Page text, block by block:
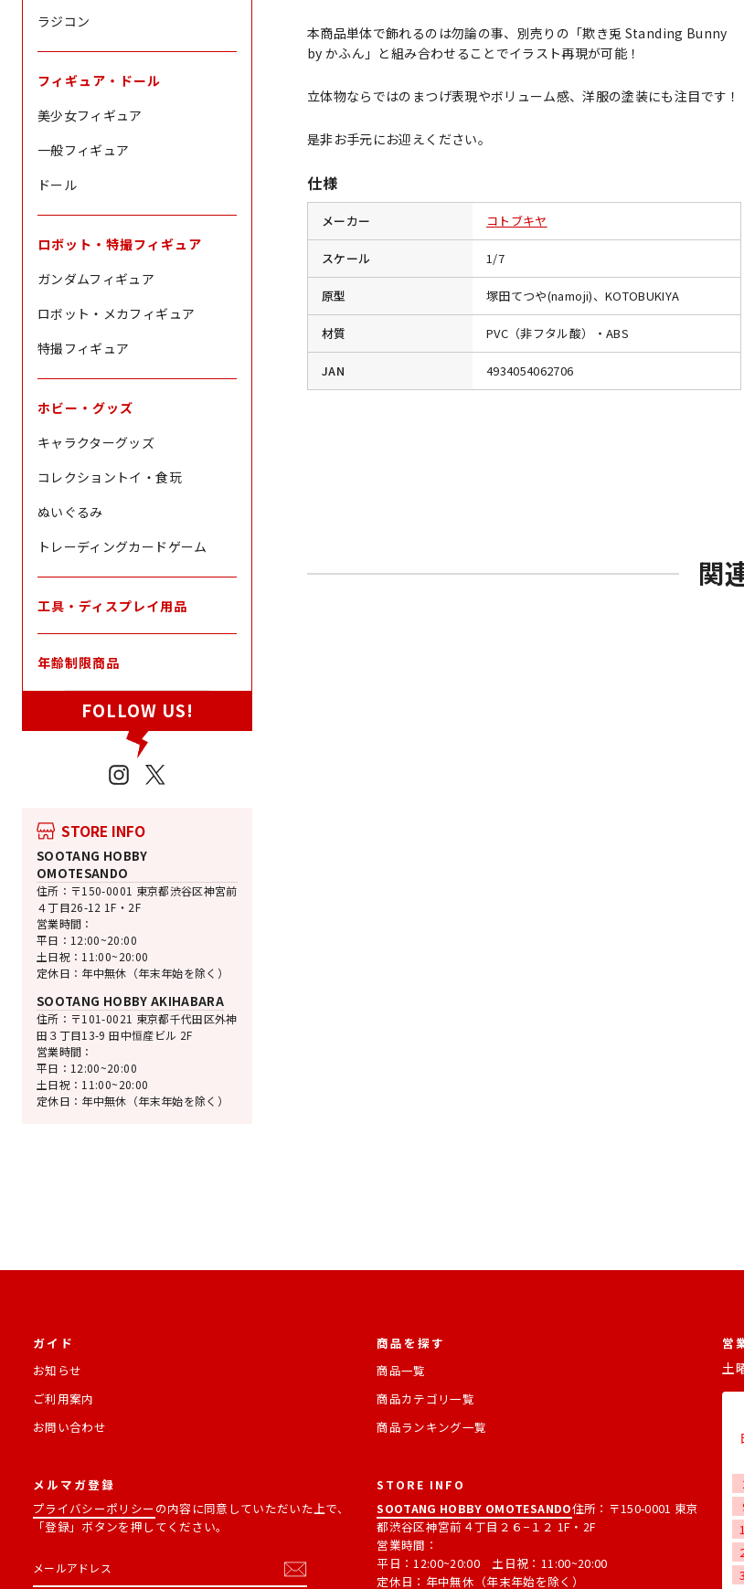
ラジコン
フィギュア・ドール
美少女フィギュア
一般フィギュア
ドール
ロボット・特撮フィギュア
ガンダムフィギュア
ロボット・メカフィギュア
特撮フィギュア
ホビー・グッズ
キャラクターグッズ
コレクショントイ・食玩
ぬいぐるみ
トレーディングカードゲーム
工具・ディスプレイ用品
年齢制限商品
FOLLOW US!
Instagram
STORE INFO
SOOTANG HOBBY
OMOTESANDO
住所：〒150-0001 東京都渋谷区神宮前
４丁目26-12 1F・2F
営業時間：
平日：12:00~20:00
土日祝：11:00~20:00
定休日：年中無休（年末年始を除く）
SOOTANG HOBBY AKIHABARA
住所：〒101-0021 東京都千代田区外神
田３丁目13-9 田中恒産ビル 2F
営業時間：
平日：12:00~20:00
土日祝：11:00~20:00
定休日：年中無休（年末年始を除く）
本商品単体で飾れるのは勿論の事、別売りの「欺き兎 Standing Bunny
by かふん」と組み合わせることでイラスト再現が可能！
立体物ならではのまつげ表現やボリューム感、洋服の塗装にも注目です！
是非お手元にお迎えください。
仕様
メーカー コトブキヤ
スケール 1/7
原型 塚田てつや(namoji)、KOTOBUKIYA
材質 PVC（非フタル酸）・ABS
JAN 4934054062706
関
ガイド
お知らせ
ご利用案内
お問い合わせ
商品を探す
商品一覧
商品カテゴリ一覧
商品ランキング一覧
メルマガ登録
プライバシーポリシー の内容に同意していただいた上で、
「登録」ボタンを押してください。
ー
ル
読
す
STORE INFO
SOOTANG HOBBY OMOTESANDO住所：〒150-0001 東京
都渋谷区神宮前４丁目２６−１２ 1F・2F
営業時間：
平日：12:00~20:00 土日祝：11:00~20:00
定休日：年中無休（年末年始を除く）
営
土